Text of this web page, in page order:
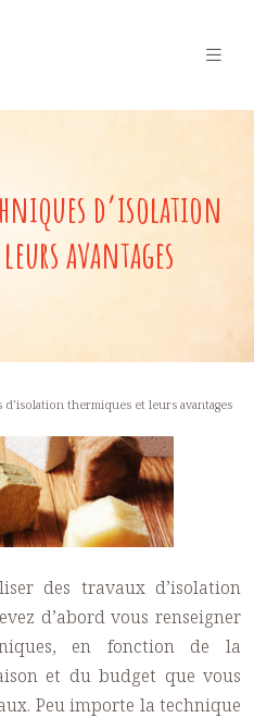
d’isolation
avantages
thermiques et leurs avantages
des travaux d’isolation
d’abord vous renseigner
en fonction de la
et du budget que vous
Peu importe la technique